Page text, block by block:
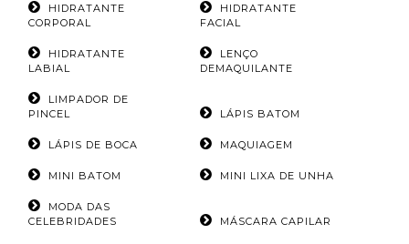
HIDRATANTE
CORPORAL
HIDRATANTE
FACIAL
HIDRATANTE
LABIAL
LENÇO
DEMAQUILANTE
LIMPADOR DE
PINCEL
LÁPIS BATOM
LÁPIS DE BOCA MAQUIAGEM
MINI BATOM MINI LIXA DE UNHA
MODA DAS
CELEBRIDADES
MÁSCARA CAPILAR